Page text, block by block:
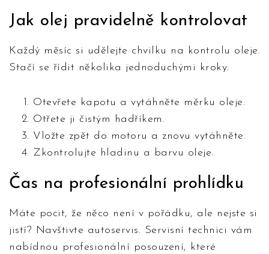
Jak olej pravidelně kontrolovat
Každý měsíc si udělejte chvilku na kontrolu oleje.
Stačí se řídit několika jednoduchými kroky:
Otevřete kapotu a vytáhněte měrku oleje.
Otřete ji čistým hadříkem.
Vložte zpět do motoru a znovu vytáhněte.
Zkontrolujte hladinu a barvu oleje.
Čas na profesionální prohlídku
Máte pocit, že něco není v pořádku, ale nejste si
jistí? Navštivte autoservis. Servisní technici vám
nabídnou profesionální posouzení, které